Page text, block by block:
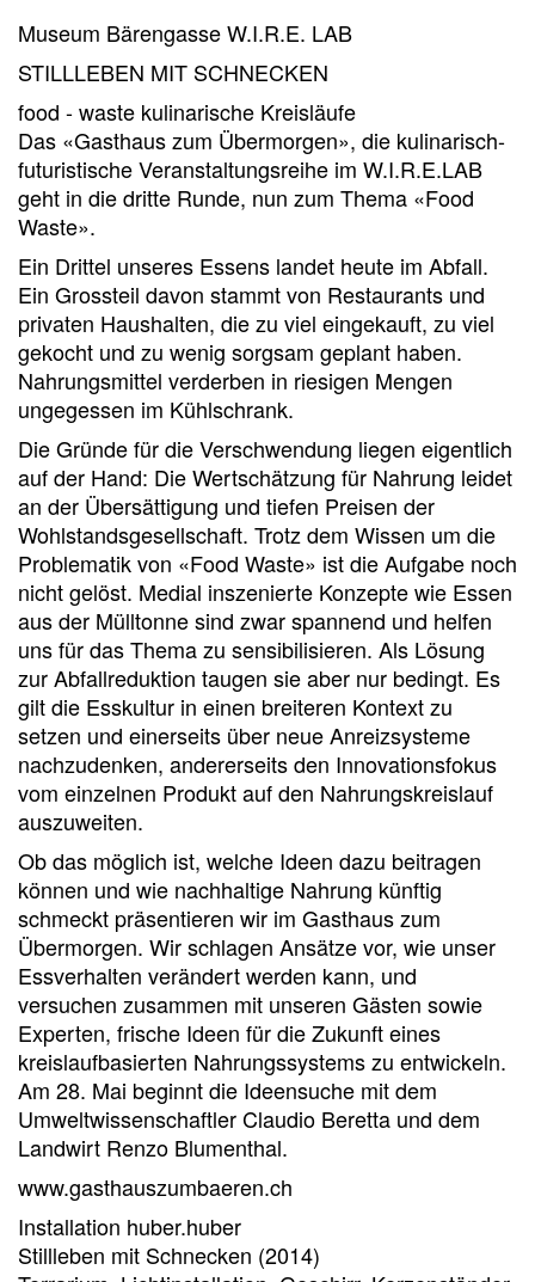
Museum Bärengasse W.I.R.E. LAB
STILLLEBEN MIT SCHNECKEN
food - waste kulinarische Kreisläufe
Das «Gasthaus zum Übermorgen», die kulinarisch-
futuristische Veranstaltungsreihe im W.I.R.E.LAB
geht in die dritte Runde, nun zum Thema «Food
Waste».
Ein Drittel unseres Essens landet heute im Abfall.
Ein Grossteil davon stammt von Restaurants und
privaten Haushalten, die zu viel eingekauft, zu viel
gekocht und zu wenig sorgsam geplant haben.
Nahrungsmittel verderben in riesigen Mengen
ungegessen im Kühlschrank.
Die Gründe für die Verschwendung liegen eigentlich
auf der Hand: Die Wertschätzung für Nahrung leidet
an der Übersättigung und tiefen Preisen der
Wohlstandsgesellschaft. Trotz dem Wissen um die
Problematik von «Food Waste» ist die Aufgabe noch
nicht gelöst. Medial inszenierte Konzepte wie Essen
aus der Mülltonne sind zwar spannend und helfen
uns für das Thema zu sensibilisieren. Als Lösung
zur Abfallreduktion taugen sie aber nur bedingt. Es
gilt die Esskultur in einen breiteren Kontext zu
setzen und einerseits über neue Anreizsysteme
nachzudenken, andererseits den Innovationsfokus
vom einzelnen Produkt auf den Nahrungskreislauf
auszuweiten.
Ob das möglich ist, welche Ideen dazu beitragen
können und wie nachhaltige Nahrung künftig
schmeckt präsentieren wir im Gasthaus zum
Übermorgen. Wir schlagen Ansätze vor, wie unser
Essverhalten verändert werden kann, und
versuchen zusammen mit unseren Gästen sowie
Experten, frische Ideen für die Zukunft eines
kreislaufbasierten Nahrungssystems zu entwickeln.
Am 28. Mai beginnt die Ideensuche mit dem
Umweltwissenschaftler Claudio Beretta und dem
Landwirt Renzo Blumenthal.
www.gasthauszumbaeren.ch
Installation huber.huber
Stillleben mit Schnecken (2014)